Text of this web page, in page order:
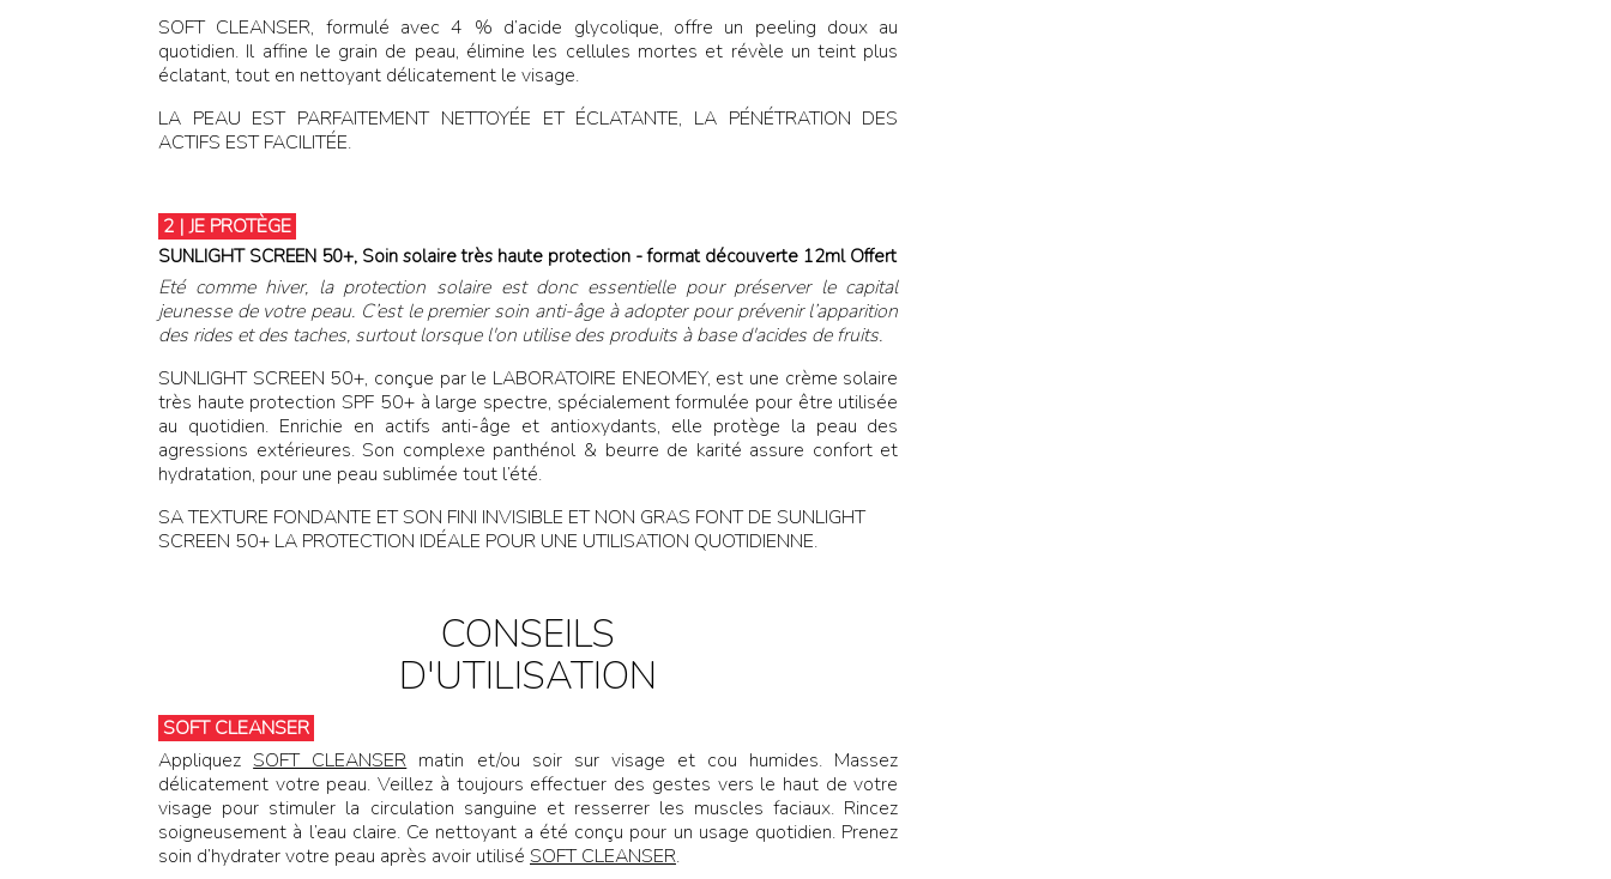
SOFT CLEANSER, formulé avec 4 % d’acide glycolique, offre un peeling doux au
quotidien. Il affine le grain de peau, élimine les cellules mortes et révèle un teint plus
éclatant, tout en nettoyant délicatement le visage.
LA PEAU EST PARFAITEMENT NETTOYÉE ET ÉCLATANTE, LA PÉNÉTRATION DES
ACTIFS EST FACILITÉE.
2 | JE PROTÈGE
SUNLIGHT SCREEN 50+, Soin solaire très haute protection - format découverte 12ml Offert
Eté comme hiver, la protection solaire est donc essentielle pour préserver le capital
jeunesse de votre peau. C’est le premier soin anti-âge à adopter pour prévenir l’apparition
des rides et des taches, surtout lorsque l'on utilise des produits à base d'acides de fruits.
SUNLIGHT SCREEN 50+, conçue par le LABORATOIRE ENEOMEY, est une crème solaire
très haute protection SPF 50+ à large spectre, spécialement formulée pour être utilisée
au quotidien. Enrichie en actifs anti-âge et antioxydants, elle protège la peau des
agressions extérieures. Son complexe panthénol & beurre de karité assure confort et
hydratation, pour une peau sublimée tout l’été.
SA TEXTURE FONDANTE ET SON FINI INVISIBLE ET NON GRAS FONT DE SUNLIGHT
SCREEN 50+ LA PROTECTION IDÉALE POUR UNE UTILISATION QUOTIDIENNE.
CONSEILS
D'UTILISATION
SOFT CLEANSER
AppliquezSOFT CLEANSER matin et/ou soir sur visage et cou humides. Massez
délicatement votre peau. Veillez à toujours effectuer des gestes vers le haut de votre
visage pour stimuler la circulation sanguine et resserrer les muscles faciaux. Rincez
soigneusement à l’eau claire. Ce nettoyant a été conçu pour un usage quotidien. Prenez
soin d’hydrater votre peau après avoir utilisé SOFT CLEANSER.